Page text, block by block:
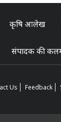
कृषि आलेख
संपादक की
Us Feedback